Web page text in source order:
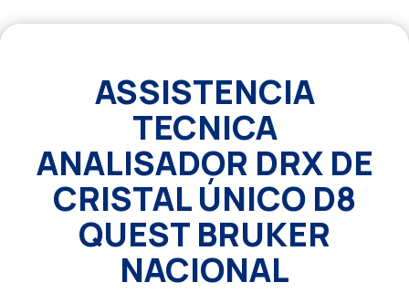
ASSISTENCIA
TECNICA
ANALISADOR DRX DE
CRISTAL ÚNICO D8
QUEST BRUKER
NACIONAL